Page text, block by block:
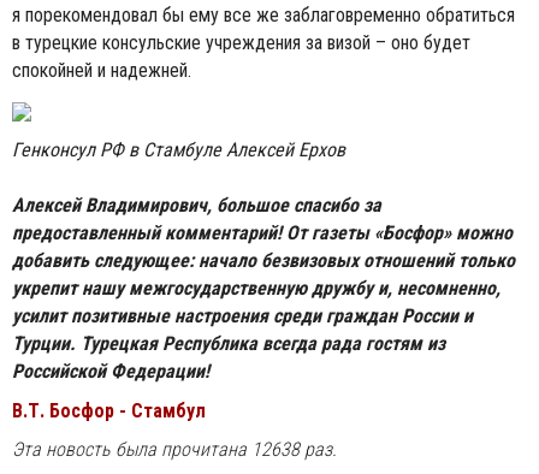
я порекомендовал бы ему все же заблаговременно обратиться
в турецкие консульские учреждения за визой – оно будет
спокойней и надежней.
Генконсул РФ в Стамбуле Алексей Ерхов
Алексей Владимирович, большое спасибо за
предоставленный комментарий! От газеты «Босфор» можно
добавить следующее: начало безвизовых отношений только
укрепит нашу межгосударственную дружбу и, несомненно,
усилит позитивные настроения среди граждан России и
Турции. Турецкая Республика всегда рада гостям из
Российской Федерации!
В.Т. Босфор - Стамбул
Эта новость была прочитана 12638 раз.